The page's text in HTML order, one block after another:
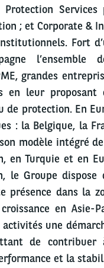
Services
; et Corporate &
Fort
l’ensemble
grandes
leur proposant
de protection. En
: la Belgique, la
modèle intégré
en Turquie et en
le Groupe
présence dans la
en Asie-
une
de
et la